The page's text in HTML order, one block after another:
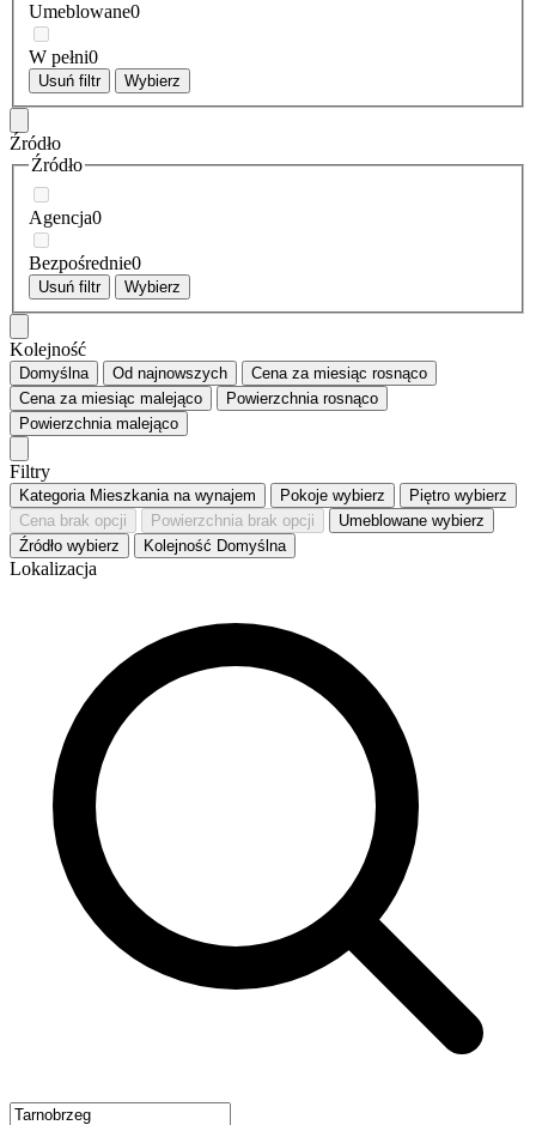
Umeblowane0
W pełni0
Usuń filtr Wybierz
Źródło
Źródło
Agencja0
Bezpośrednie0
Usuń filtr Wybierz
Kolejność
Domyślna Od najnowszych Cena za miesiąc rosnąco
Cena za miesiąc malejąco Powierzchnia rosnąco
Powierzchnia malejąco
Filtry
Kategoria Mieszkania na wynajem Pokoje wybierz Piętro wybierz
Cena brak opcji Powierzchnia brak opcji Umeblowane wybierz
Źródło wybierz Kolejność Domyślna
Lokalizacja